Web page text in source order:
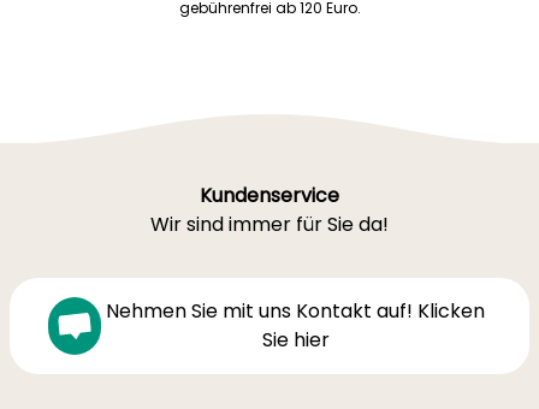
gebührenfrei ab 120 Euro.
Kundenservice
Wir sind immer für Sie da!
Nehmen Sie mit uns Kontakt auf! Klicken
Sie hier